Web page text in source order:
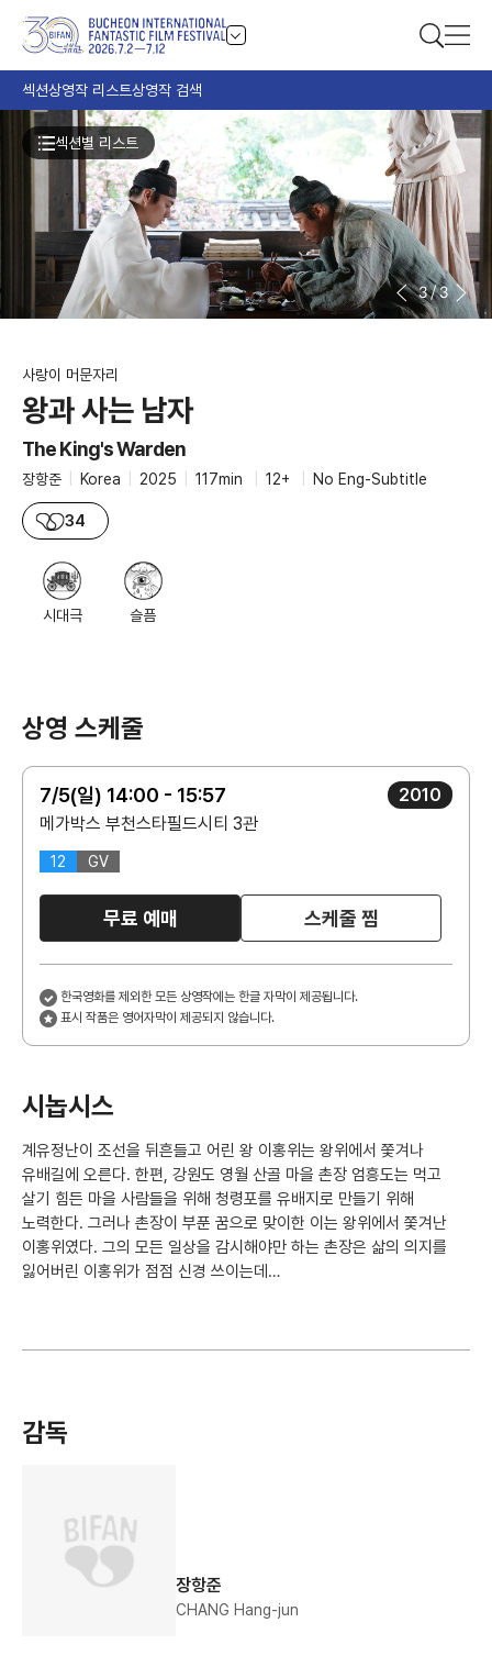
섹션상영작 리스트상영작 검색
3/3
사랑이 머문자리
왕과 사는 남자
The King's Warden
장항준 Korea 2025 117min 12+ No Eng-Subtitle
34
섹션별 리스트
시대극 슬픔
상영 스케줄
7/5(일) 14:00 - 15:57
2010
메가박스 부천스타필드시티 3관
12 GV
무료 예매 스케줄 찜
한국영화를 제외한 모든 상영작에는 한글 자막이 제공됩니다.
표시 작품은 영어자막이 제공되지 않습니다.
시놉시스
계유정난이 조선을 뒤흔들고 어린 왕 이홍위는 왕위에서 쫓겨나
유배길에 오른다. 한편, 강원도 영월 산골 마을 촌장 엄흥도는 먹고
살기 힘든 마을 사람들을 위해 청령포를 유배지로 만들기 위해
노력한다. 그러나 촌장이 부푼 꿈으로 맞이한 이는 왕위에서 쫓겨난
이홍위였다. 그의 모든 일상을 감시해야만 하는 촌장은 삶의 의지를
잃어버린 이홍위가 점점 신경 쓰이는데…
감독
장항준
CHANG Hang-jun